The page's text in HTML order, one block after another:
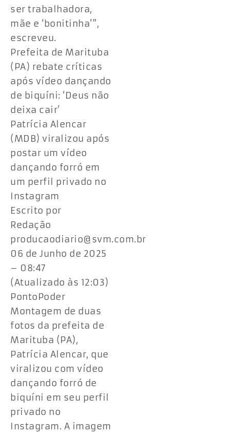
ser trabalhadora,
mãe e ‘bonitinha’”,
escreveu.
Prefeita de Marituba
(PA) rebate críticas
após vídeo dançando
de biquíni: ‘Deus não
deixa cair’
Patrícia Alencar
(MDB) viralizou após
postar um vídeo
dançando forró em
um perfil privado no
Instagram
Escrito por
Redação
producaodiario@svm.com.br
06 de Junho de 2025
– 08:47
(Atualizado às 12:03)
PontoPoder
Montagem de duas
fotos da prefeita de
Marituba (PA),
Patrícia Alencar, que
viralizou com vídeo
dançando forró de
biquíni em seu perfil
privado no
Instagram. A imagem